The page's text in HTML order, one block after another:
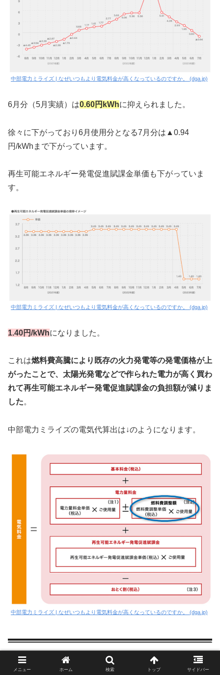
中部電力ミライズ | なぜいつもより電気料金が高くなっているのですか。 (dga.jp)
6月分（5月実績）は0.60円kWhに抑えられました。
徐々に下がっており6月使用分となる7月分は▲0.94
円/kWhまで下がっています。
再生可能エネルギー発電促進賦課金単価も下がっていま
す。
中部電力ミライズ | なぜいつもより電気料金が高くなっているのですか。 (dga.jp)
1.40円/kWhになりました。
これは燃料費高騰により既存の火力発電等の発電価格が上
がったことで、太陽光発電などで作られた電力が高く買わ
れて再生可能エネルギー発電促進賦課金の負担額が減りま
した。
中部電力ミライズの電気代算出は↓のようになります。
中部電力ミライズ | なぜいつもより電気料金が高くなっているのですか。 (dga.jp)
先進的窓リノベ事業を利用して内窓設置
メニュー ホーム 検索 トップ サイドバー